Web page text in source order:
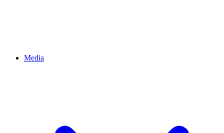
Media